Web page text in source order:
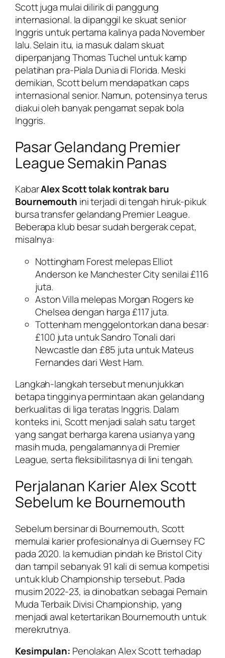
Scott juga mulai dilirik di panggung
internasional. Ia dipanggil ke skuat senior
Inggris untuk pertama kalinya pada November
lalu. Selain itu, ia masuk dalam skuat
diperpanjang Thomas Tuchel untuk kamp
pelatihan pra-Piala Dunia di Florida. Meski
demikian, Scott belum mendapatkan caps
internasional senior. Namun, potensinya terus
diakui oleh banyak pengamat sepak bola
Inggris.
Pasar Gelandang Premier
League Semakin Panas
KabarAlex Scott tolak kontrak baru
Bournemouth ini terjadi di tengah hiruk-pikuk
bursa transfer gelandang Premier League.
Beberapa klub besar sudah bergerak cepat,
misalnya:
Nottingham Forest melepas Elliot
Anderson ke Manchester City senilai £116
juta.
Aston Villa melepas Morgan Rogers ke
Chelsea dengan harga £117 juta.
Tottenham menggelontorkan dana besar:
£100 juta untuk Sandro Tonali dari
Newcastle dan £85 juta untuk Mateus
Fernandes dari West Ham.
Langkah-langkah tersebut menunjukkan
betapa tingginya permintaan akan gelandang
berkualitas di liga teratas Inggris. Dalam
konteks ini, Scott menjadi salah satu target
yang sangat berharga karena usianya yang
masih muda, pengalamannya di Premier
League, serta fleksibilitasnya di lini tengah.
Perjalanan Karier Alex Scott
Sebelum ke Bournemouth
Sebelum bersinar di Bournemouth, Scott
memulai karier profesionalnya di Guernsey FC
pada 2020. Ia kemudian pindah ke Bristol City
dan tampil sebanyak 91 kali di semua kompetisi
untuk klub Championship tersebut. Pada
musim 2022-23, ia dinobatkan sebagai Pemain
Muda Terbaik Divisi Championship, yang
menjadi awal ketertarikan Bournemouth untuk
merekrutnya.
Kesimpulan: Penolakan Alex Scott terhadap